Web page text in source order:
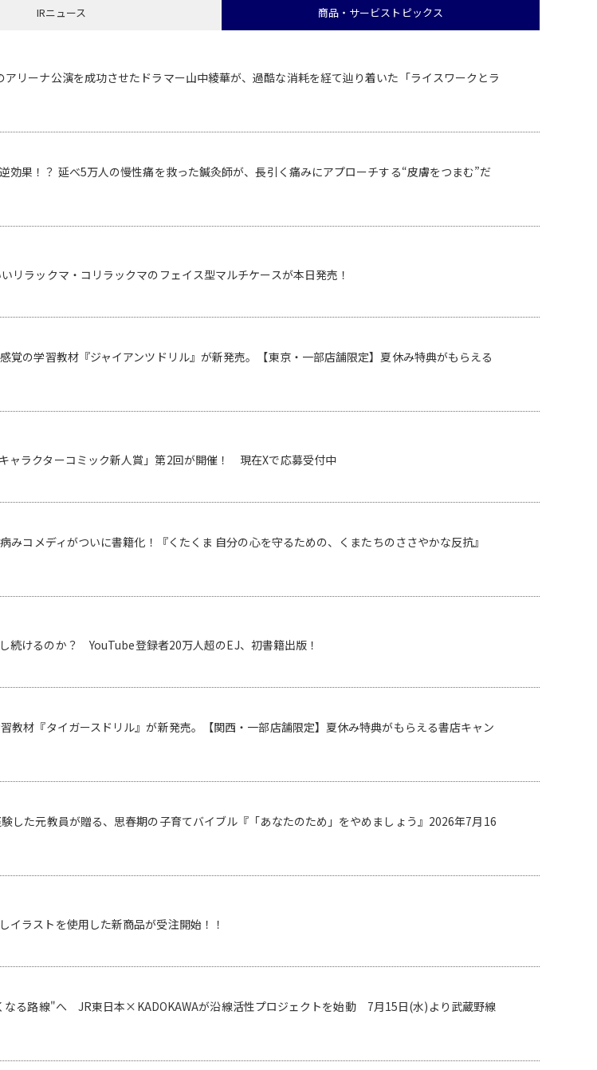
IRニュース 商品・サービス トピックス
リーナ公演を成功させたドラマー山中綾華が、過酷な消耗を経て辿り着いた「ライスワークとラ
効果！？ 延べ5万人の慢性痛を救った鍼灸師が、長引く痛みにアプローチする“皮膚をつまむ”だ
リラックマ・コリラックマのフェイス型マルチケースが本日発売！
覚の学習教材『ジャイアンツドリル』が新発売。【東京・一部店舗限定】夏休み特典がもらえる
ャラクターコミック新人賞」第2回が開催！ 現在Xで応募受付中
みコメディがついに書籍化！『くたくま 自分の心を守るための、くまたちのささやかな反抗』
続けるのか？ YouTube登録者20万人超のEJ、初書籍出版！
教材『タイガースドリル』が新発売。【関西・一部店舗限定】夏休み特典がもらえる書店キャン
した元教員が贈る、思春期の子育てバイブル『「あなたのため」をやめましょう』2026年7月16
イラストを使用した新商品が受注開始！！
なる路線"へ JR東日本×KADOKAWAが沿線活性プロジェクトを始動 7月15日(水)より武蔵野線